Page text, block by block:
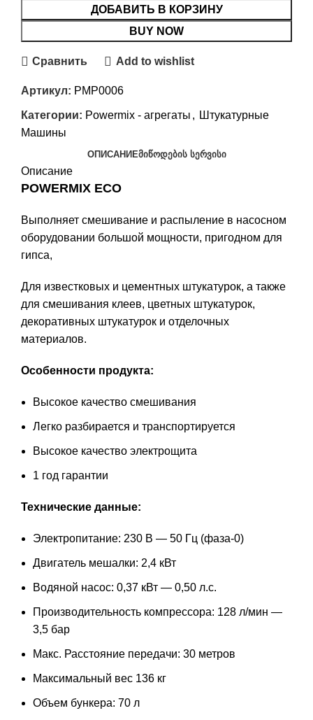
ДОБАВИТЬ В КОРЗИНУ
BUY NOW
Сравнить Add to wishlist
Артикул: PMP0006
Категории: Powermix - агрегаты , Штукатурные
Машины
ОПИСАНИЕᲛᲘᲬᲝᲓᲔᲑᲘᲡ ᲡᲔᲠᲕᲘᲡᲘ
Описание
POWERMIX ECO
Выполняет смешивание и распыление в насосном
оборудовании большой мощности, пригодном для
гипса,
Для известковых и цементных штукатурок, а также
для смешивания клеев, цветных штукатурок,
декоративных штукатурок и отделочных
материалов.
Особенности продукта:
Высокое качество смешивания
Легко разбирается и транспортируется
Высокое качество электрощита
1 год гарантии
Технические данные:
Электропитание: 230 В — 50 Гц (фаза-0)
Двигатель мешалки: 2,4 кВт
Водяной насос: 0,37 кВт — 0,50 л.с.
Производительность компрессора: 128 л/мин —
3,5 бар
Макс. Расстояние передачи: 30 метров
Максимальный вес 136 кг
Объем бункера: 70 л